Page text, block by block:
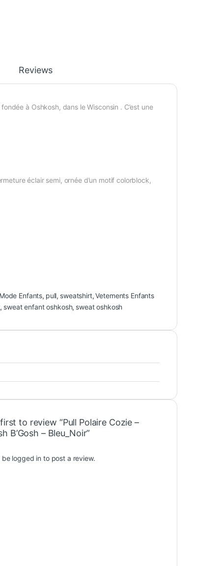
Reviews
à Oshkosh, dans le Wisconsin . C’est une
éclair semi, ornée d’un motif colorblock,
Mode Enfants, pull, sweatshirt,Vetements Enfants
, sweat enfant oshkosh, sweat oshkosh
to review “Pull Polaire Cozie –
B’Gosh – Bleu_Noir”
be logged in to post a review.